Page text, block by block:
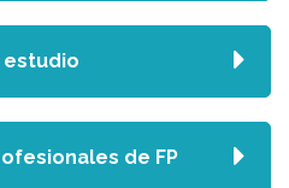
estudio
de FP